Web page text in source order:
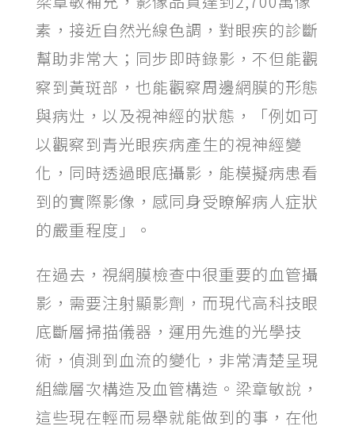
素，接近自然光線色調，對眼疾的診斷
幫助非常大；同步即時錄影，不但能觀
察到黃斑部，也能觀察周邊網膜的形態
與病灶，以及視神經的狀態，「例如可
以觀察到青光眼疾病產生的視神經變
化，同時透過眼底攝影，能模擬病患看
到的實際影像，感同身受瞭解病人症狀
的嚴重程度」。
在過去，視網膜檢查中很重要的血管攝
影，需要注射顯影劑，而現代高科技眼
底斷層掃描儀器，運用先進的光學技
術，偵測到血流的變化，非常清楚呈現
組織層次構造及血管構造。梁章敏說，
這些現在輕而易舉就能做到的事，在他